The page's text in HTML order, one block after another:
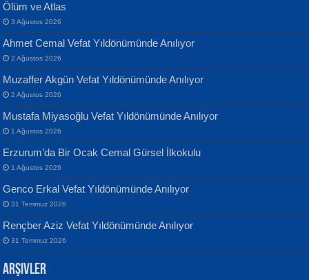
ATİLLA ÖZEN
Sultan Olmadan Önce Eyüp...
EKREM KARABABA
Banu Sancak
Defterimden İçeri...
İsmail Aydos
İnkisar...
Ölüm ve Atlas
3 Ağustos 2026
Ahmet Cemal Vefat Yıldönümünde Anılıyor
2 Ağustos 2026
Muzaffer Akgün Vefat Yıldönümünde Anılıyor
2 Ağustos 2026
Mustafa Miyasoğlu Vefat Yıldönümünde Anılıyor
1 Ağustos 2026
Erzurum’da Bir Ocak Cemal Gürsel İlkokulu
1 Ağustos 2026
Genco Erkal Vefat Yıldönümünde Anılıyor
31 Temmuz 2026
Rençber Aziz Vefat Yıldönümünde Anılıyor
31 Temmuz 2026
Arşivler